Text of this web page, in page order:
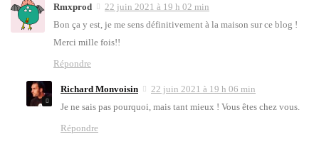
Rmxprod
22 juin 2021 à 19 h 02 min
Bon ça y est, je me sens défi­ni­ti­ve­ment à la mai­son sur ce blog !
Mer­ci mille fois!!
Répondre
Richard Monvoisin
22 juin 2021 à 19 h 06 min
Je ne sais pas pour­quoi, mais tant mieux ! Vous êtes chez vous.
Répondre